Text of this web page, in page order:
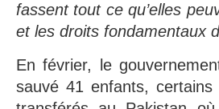
fassent tout ce qu’elles
et les droits fondamentaux
En février, le
sauvé 41 enfants,